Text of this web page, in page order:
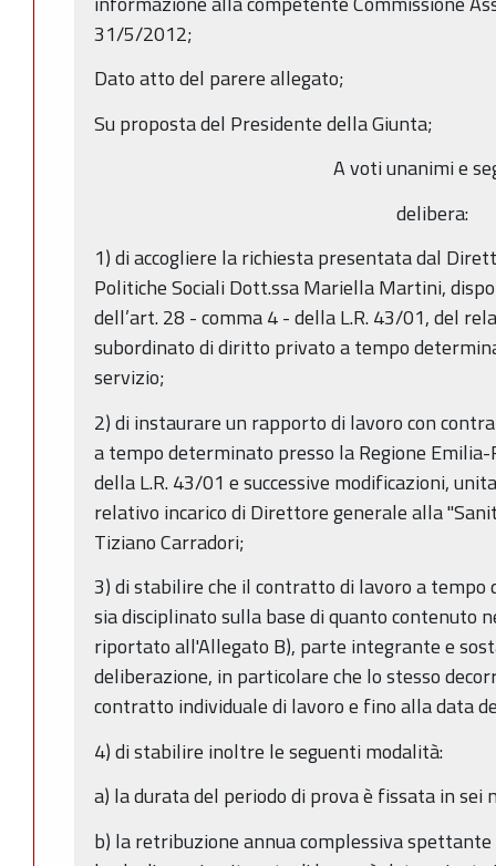
31/5/2012;
Dato atto del parere allegato;
Su proposta del Presidente della Giunta;
A voti unanimi e
delibera:
1) di accogliere la richiesta presentata dal
Politiche Sociali Dott.ssa Mariella Martini,
dell’art. 28 - comma 4 - della L.R. 43/01, del
subordinato di diritto privato a tempo
servizio;
2) di instaurare un rapporto di lavoro con
a tempo determinato presso la Regione Emilia-
della L.R. 43/01 e successive modificazioni,
relativo incarico di Direttore generale alla
Tiziano Carradori;
3) di stabilire che il contratto di lavoro a
sia disciplinato sulla base di quanto contenuto
riportato all'Allegato B), parte integrante e
deliberazione, in particolare che lo stesso
contratto individuale di lavoro e fino alla data
4) di stabilire inoltre le seguenti modalità:
a) la durata del periodo di prova è fissata in sei
b) la retribuzione annua complessiva